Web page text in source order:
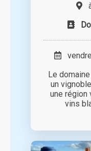
Le
un
une région
vins